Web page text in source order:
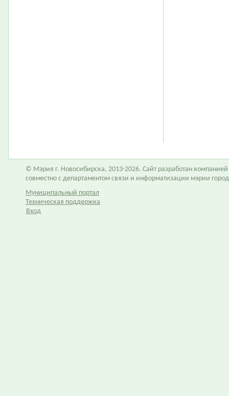
© Мэрия г. Новосибирска, 2013-2026. Сайт разработан компанией
совместно с департаментом связи и информатизации мэрии
Муниципальный портал
Техническая поддержка
Вход